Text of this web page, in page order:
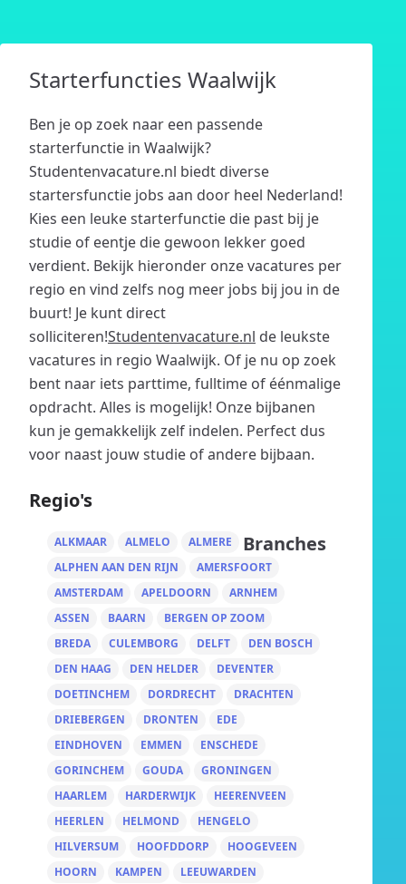
Starterfuncties Waalwijk
Ben je op zoek naar een passende
starterfunctie in Waalwijk?
Studentenvacature.nl biedt diverse
startersfunctie jobs aan door heel Nederland!
Kies een leuke starterfunctie die past bij je
studie of eentje die gewoon lekker goed
verdient. Bekijk hieronder onze vacatures per
regio en vind zelfs nog meer jobs bij jou in de
buurt! Je kunt direct
solliciteren!Studentenvacature.nl de leukste
vacatures in regio Waalwijk. Of je nu op zoek
bent naar iets parttime, fulltime of éénmalige
opdracht. Alles is mogelijk! Onze bijbanen
kun je gemakkelijk zelf indelen. Perfect dus
voor naast jouw studie of andere bijbaan.
Regio's
ALKMAAR ALMELO
ALMERE
ALPHEN AAN DEN RIJN
AMERSFOORT
AMSTERDAM
APELDOORN
ARNHEM
ASSEN
BAARN
BERGEN OP ZOOM
BREDA
CULEMBORG DELFT
DEN BOSCH
DEN HAAG
DEN HELDER
DEVENTER
DOETINCHEM
DORDRECHT
DRACHTEN
DRIEBERGEN
DRONTEN
EDE
EINDHOVEN
EMMEN
ENSCHEDE
GORINCHEM
GOUDA
GRONINGEN
HAARLEM
HARDERWIJK
HEERENVEEN
HEERLEN
HELMOND
HENGELO
HILVERSUM
HOOFDDORP
HOOGEVEEN
HOORN
KAMPEN
LEEUWARDEN
Branches